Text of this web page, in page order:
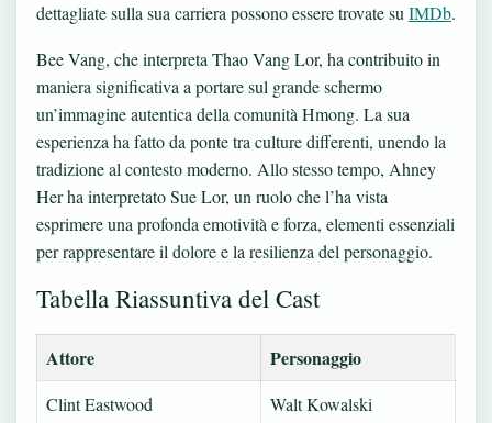
dettagliate sulla sua carriera possono essere trovate suIMDb.
Bee Vang, che interpreta Thao Vang Lor, ha contribuito in
maniera significativa a portare sul grande schermo
un’immagine autentica della comunità Hmong. La sua
esperienza ha fatto da ponte tra culture differenti, unendo la
tradizione al contesto moderno. Allo stesso tempo, Ahney
Her ha interpretato Sue Lor, un ruolo che l’ha vista
esprimere una profonda emotività e forza, elementi essenziali
per rappresentare il dolore e la resilienza del personaggio.
Tabella Riassuntiva del Cast
Attore Personaggio
Clint Eastwood Walt Kowalski